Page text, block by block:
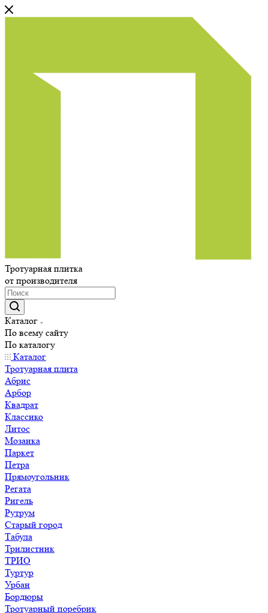
Тротуарная плитка
от производителя
Каталог
По всему сайту
По каталогу
Каталог
Тротуарная плита
Абрис
Арбор
Квадрат
Классико
Литос
Мозаика
Паркет
Петра
Прямоугольник
Регата
Ригель
Рутрум
Старый город
Табула
Трилистник
ТРИО
Туртур
Урбан
Бордюры
Тротуарный поребрик